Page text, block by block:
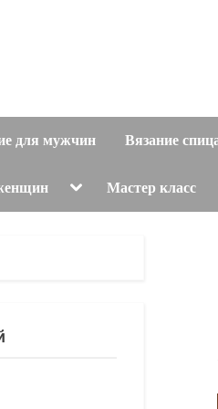
для мужчин Вязание
Toggle
menu
Мастер класс